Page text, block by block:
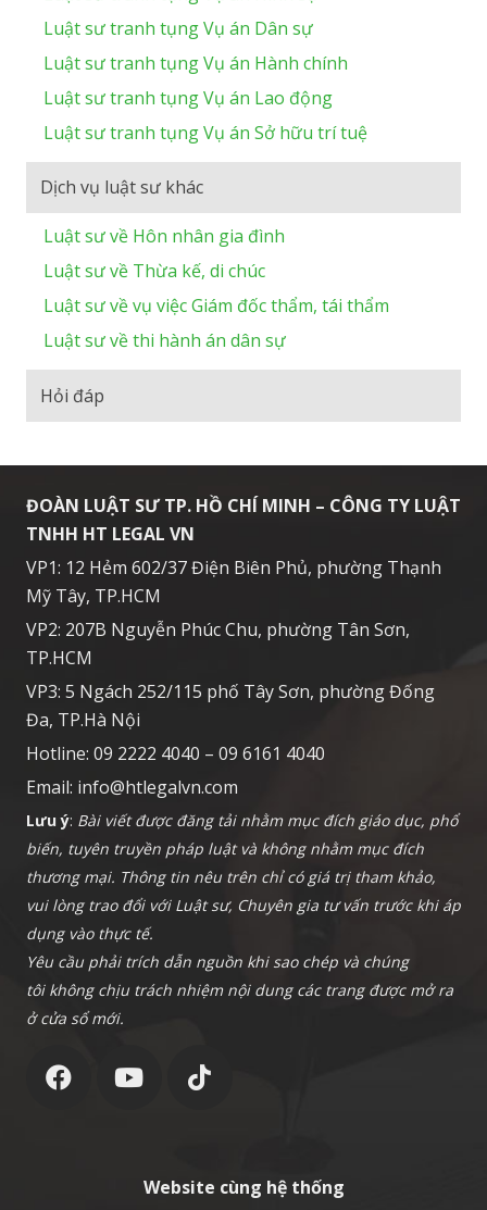
Luật sư tranh tụng Vụ án Dân sự
Luật sư tranh tụng Vụ án Hành chính
Luật sư tranh tụng Vụ án Lao động
Luật sư tranh tụng Vụ án Sở hữu trí tuệ
Dịch vụ luật sư khác
Luật sư về Hôn nhân gia đình
Luật sư về Thừa kế, di chúc
Luật sư về vụ việc Giám đốc thẩm, tái thẩm
Luật sư về thi hành án dân sự
Hỏi đáp
ĐOÀN LUẬT SƯ TP. HỒ CHÍ MINH – CÔNG TY LUẬT
TNHH HT LEGAL VN
VP1: 12 Hẻm 602/37 Điện Biên Phủ, phường Thạnh
Mỹ Tây, TP.HCM
VP2: 207B Nguyễn Phúc Chu, phường Tân Sơn,
TP.HCM
VP3: 5 Ngách 252/115 phố Tây Sơn, phường Đống
Đa, TP.Hà Nội
Hotline: 09 2222 4040 – 09 6161 4040
Email: info@htlegalvn.com
Lưu ý: Bài viết được đăng tải nhằm mục đích giáo dục, phổ
biến, tuyên truyền pháp luật và không nhằm mục đích
thương mại. Thông tin nêu trên chỉ có giá trị tham khảo,
vui lòng trao đổi với Luật sư, Chuyên gia tư vấn trước khi áp
dụng vào thực tế.
Yêu cầu phải trích dẫn nguồn khi sao chép và chúng
tôi không chịu trách nhiệm nội dung các trang được mở ra
ở cửa sổ mới.
Website cùng hệ thống